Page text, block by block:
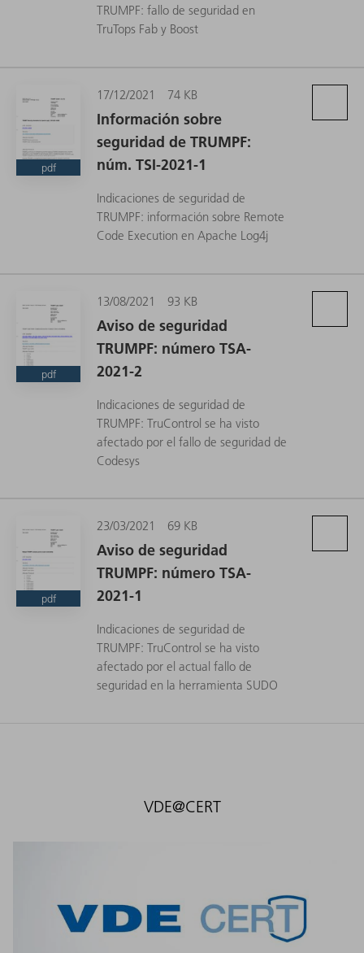
TRUMPF: fallo de seguridad en
TruTops Fab y Boost
pdf
17/12/2021 74 KB
Información sobre
seguridad de TRUMPF:
núm. TSI-2021-1
Indicaciones de seguridad de
TRUMPF: información sobre Remote
Code Execution en Apache Log4j
pdf
13/08/2021 93 KB
Aviso de seguridad
TRUMPF: número TSA-
2021-2
Indicaciones de seguridad de
TRUMPF: TruControl se ha visto
afectado por el fallo de seguridad de
Codesys
pdf
23/03/2021 69 KB
Aviso de seguridad
TRUMPF: número TSA-
2021-1
Indicaciones de seguridad de
TRUMPF: TruControl se ha visto
afectado por el actual fallo de
seguridad en la herramienta SUDO
VDE@CERT